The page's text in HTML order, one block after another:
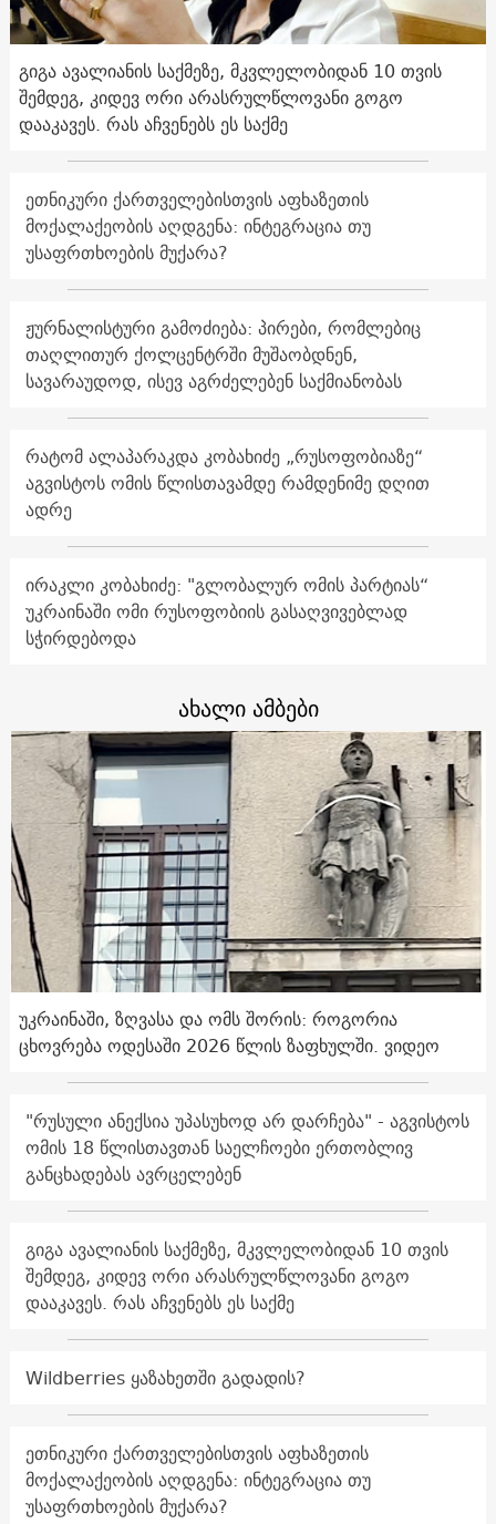
გიგა ავალიანის საქმეზე, მკვლელობიდან 10 თვის
შემდეგ, კიდევ ორი არასრულწლოვანი გოგო
დააკავეს. რას აჩვენებს ეს საქმე
ეთნიკური ქართველებისთვის აფხაზეთის
მოქალაქეობის აღდგენა: ინტეგრაცია თუ
უსაფრთხოების მუქარა?
ჟურნალისტური გამოძიება: პირები, რომლებიც
თაღლითურ ქოლცენტრში მუშაობდნენ,
სავარაუდოდ, ისევ აგრძელებენ საქმიანობას
რატომ ალაპარაკდა კობახიძე „რუსოფობიაზე“
აგვისტოს ომის წლისთავამდე რამდენიმე დღით
ადრე
ირაკლი კობახიძე: "გლობალურ ომის პარტიას“
უკრაინაში ომი რუსოფობიის გასაღვივებლად
სჭირდებოდა
ახალი ამბები
უკრაინაში, ზღვასა და ომს შორის: როგორია
ცხოვრება ოდესაში 2026 წლის ზაფხულში. ვიდეო
"რუსული ანექსია უპასუხოდ არ დარჩება" - აგვისტოს
ომის 18 წლისთავთან საელჩოები ერთობლივ
განცხადებას ავრცელებენ
გიგა ავალიანის საქმეზე, მკვლელობიდან 10 თვის
შემდეგ, კიდევ ორი არასრულწლოვანი გოგო
დააკავეს. რას აჩვენებს ეს საქმე
Wildberries ყაზახეთში გადადის?
ეთნიკური ქართველებისთვის აფხაზეთის
მოქალაქეობის აღდგენა: ინტეგრაცია თუ
უსაფრთხოების მუქარა?